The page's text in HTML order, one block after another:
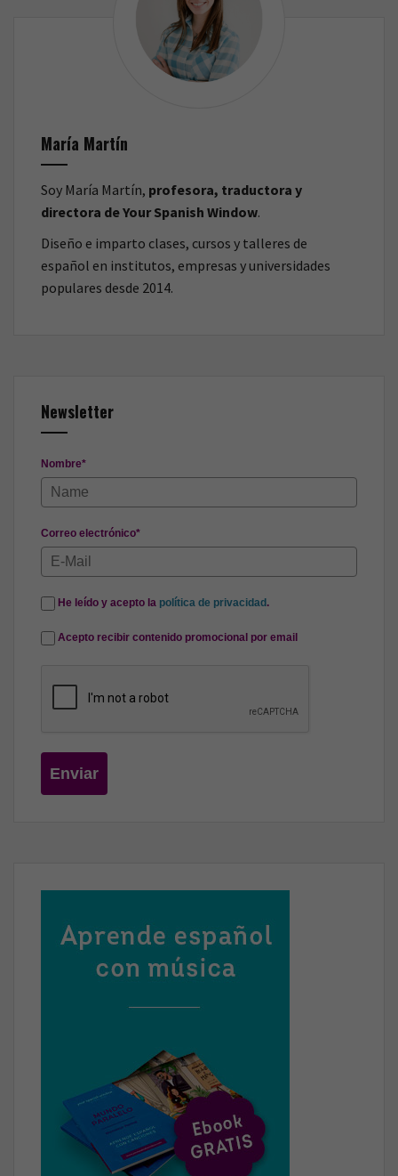
María Martín
Soy María Martín, profesora, traductora y
directora de Your Spanish Window.
Diseño e imparto clases, cursos y talleres de
español en institutos, empresas y universidades
populares desde 2014.
Newsletter
Nombre*
Correo electrónico*
He leído y acepto la política de privacidad .
Acepto recibir contenido promocional por email
Enviar